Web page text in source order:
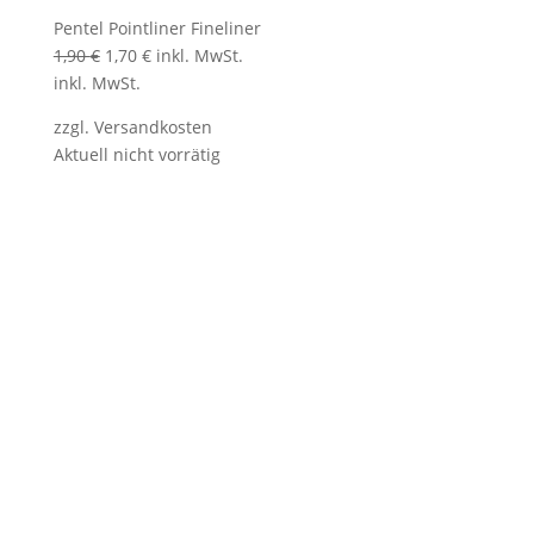
Pentel Pointliner Fineliner
1,90€ Ursprünglicher
Preis
1,90 €
1,70 €Aktueller
1,70 €.
inkl. MwSt.
inkl. MwSt.
zzgl. Versandkosten
Aktuell nicht vorrätig